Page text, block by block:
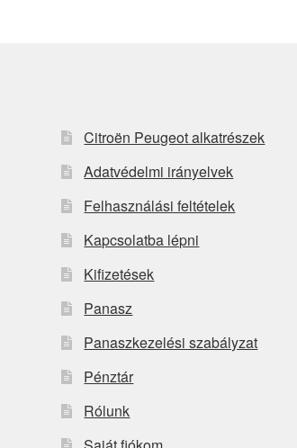
Citroën Peugeot alkatrészek
Adatvédelmi irányelvek
Felhasználási feltételek
Kapcsolatba lépni
Kifizetések
Panasz
Panaszkezelési szabályzat
Pénztár
Rólunk